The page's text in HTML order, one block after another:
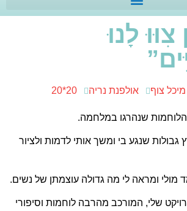
לָנוּ
מיכל צוף אולפנת נריה 20*20
הלוחמות שנהרגו במלחמה.
גבולות שנגע בי ומשך אותי לדמות ולציור
מולי ומראה לי מה גדולה עוצמתן של נשים.
שלי, המורכב מהרבה לוחמות וסיפורי